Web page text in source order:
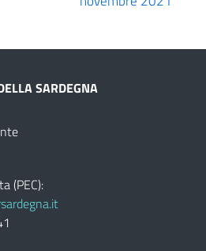
SARDEGNA
(PEC):